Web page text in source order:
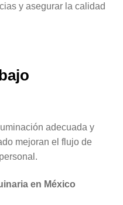
y asegurar la calidad
adecuada y
mejoran el flujo de
en México